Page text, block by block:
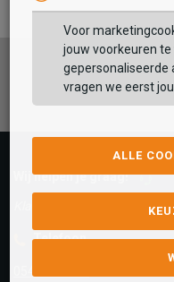
Wij helpen je graag!
Klantenservice geopend tot
Telefoon
0545-280081
Voor
jouw voorkeuren te
gepersonaliseerde
vragen we eerst
ALLE